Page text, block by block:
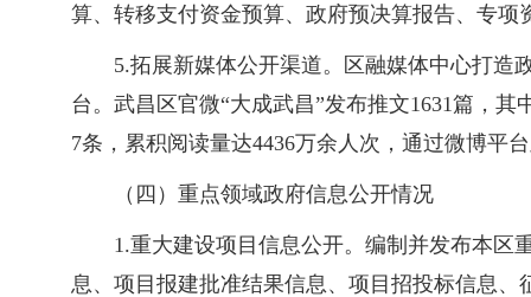
算、转移支付资金预算、政府预决算报告、专项
5.拓展新媒体公开渠道。区融媒体中心打造
台。武昌区官微“大成武昌”发布推文1631篇，
7条，累积阅读量达4436万余人次，通过微博平
（四）重点领域政府信息公开情况
1.重大建设项目信息公开。编制并发布本区
息、项目报建批准结果信息、项目招投标信息